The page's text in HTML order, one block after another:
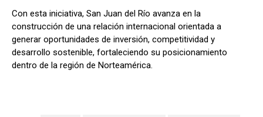
Con esta iniciativa, San Juan del Río avanza en la
construcción de una relación internacional orientada a
generar oportunidades de inversión, competitividad y
desarrollo sostenible, fortaleciendo su posicionamiento
dentro de la región de Norteamérica.